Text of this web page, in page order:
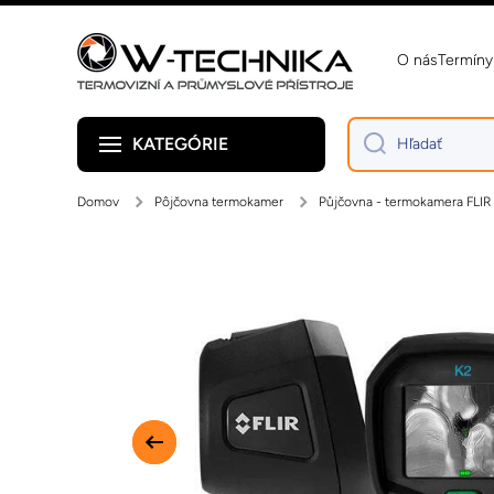
O nás
KATEGÓRIE Hľadať
Domov Pôjčovna termokamer Půjčovna - termokamera